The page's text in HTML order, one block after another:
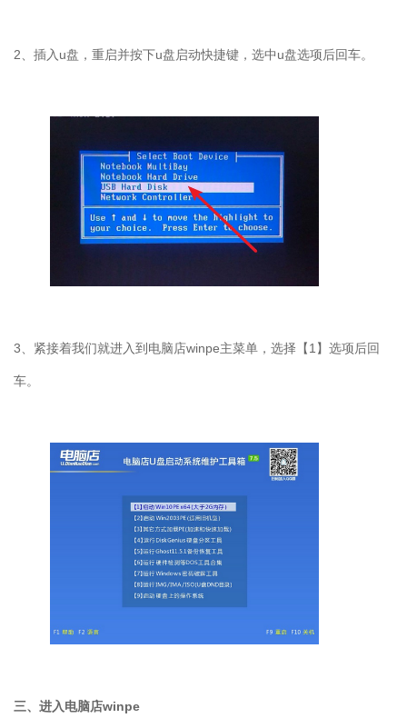
2、插入u盘，重启并按下u盘启动快捷键，选中u盘选项后回车。
3、紧接着我们就进入到电脑店winpe主菜单，选择【1】选项后回
车。
三、进入电脑店winpe